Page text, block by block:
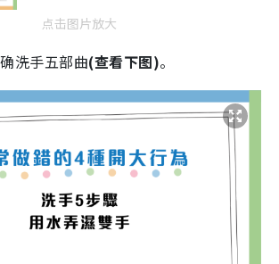
点击图片放大
洗手五部曲(查看下图)。